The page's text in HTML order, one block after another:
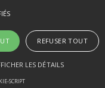
par Arkilium et Kozé
REFUSER TOUT
LES DÉTAILS
SCRIPT